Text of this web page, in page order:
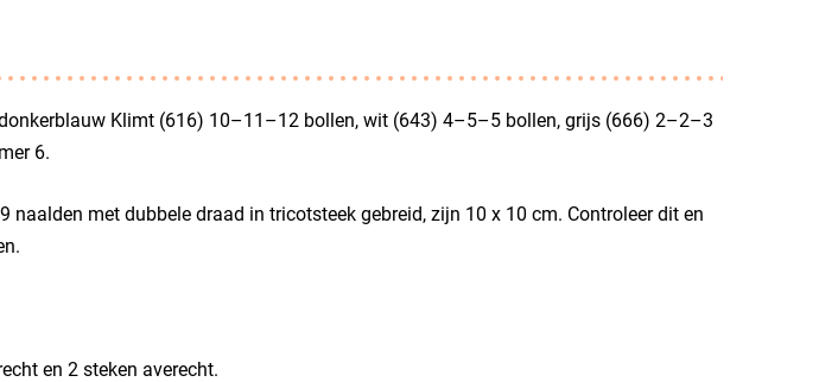
Klimt (616) 10–11–12 bollen, wit (643) 4–5–5 bollen, grijs (666) 2–2–3
6.
naalden met dubbele draad in tricotsteek gebreid, zijn 10 x 10 cm. Controleer dit en
en 2 steken averecht.